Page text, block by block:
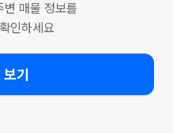
변 매물 정보를
인하세요
기